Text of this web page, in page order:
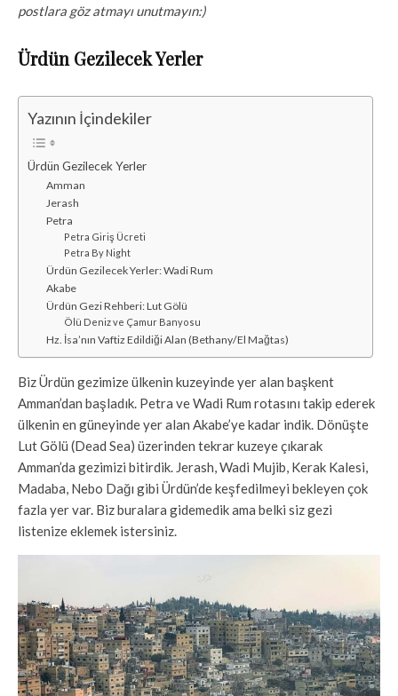
postlara göz atmayı unutmayın:)
Ürdün Gezilecek Yerler
Yazının İçindekiler
Ürdün Gezilecek Yerler
Amman
Jerash
Petra
Petra Giriş Ücreti
Petra By Night
Ürdün Gezilecek Yerler: Wadi Rum
Akabe
Ürdün Gezi Rehberi: Lut Gölü
Ölü Deniz ve Çamur Banyosu
Hz. İsa’nın Vaftiz Edildiği Alan (Bethany/El Mağtas)
Biz Ürdün gezimize ülkenin kuzeyinde yer alan başkent
Amman’dan başladık. Petra ve Wadi Rum rotasını takip ederek
ülkenin en güneyinde yer alan Akabe’ye kadar indik. Dönüşte
Lut Gölü (Dead Sea) üzerinden tekrar kuzeye çıkarak
Amman’da gezimizi bitirdik. Jerash, Wadi Mujib, Kerak Kalesi,
Madaba, Nebo Dağı gibi Ürdün’de keşfedilmeyi bekleyen çok
fazla yer var. Biz buralara gidemedik ama belki siz gezi
listenize eklemek istersiniz.